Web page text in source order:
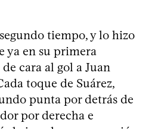
tiempo, y lo hizo
ya en su primera
cara al gol a Juan
toque de Suárez,
punta por detrás de
por derecha e